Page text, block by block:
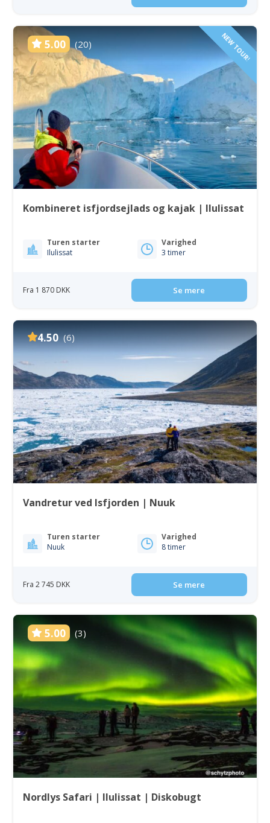
5.00 (20) NEW TOUR!
Kombineret isfjordsejlads og kajak | Ilulissat
Turen starter
Ilulissat
Varighed
3 timer
Fra 1 870 DKK Se mere
4.50 (6)
Vandretur ved Isfjorden | Nuuk
Turen starter
Nuuk
Varighed
8 timer
Fra 2 745 DKK Se mere
5.00 (3)
Nordlys Safari | Ilulissat | Diskobugt